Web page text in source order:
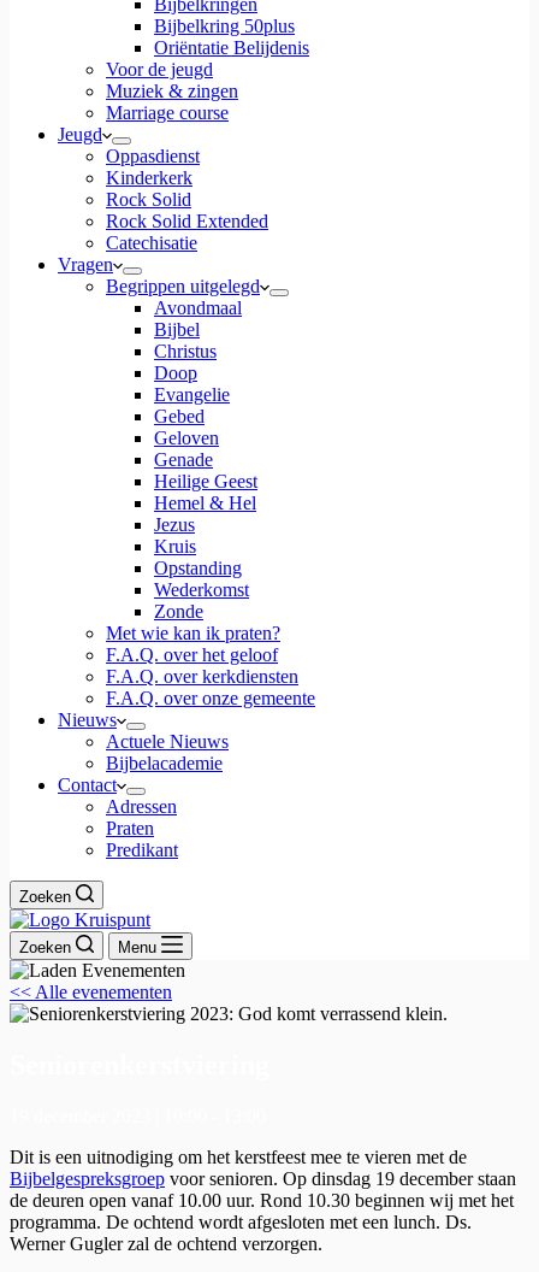
Bijbelkringen
Bijbelkring 50plus
Oriëntatie Belijdenis
Voor de jeugd
Muziek & zingen
Marriage course
Jeugd
Oppasdienst
Kinderkerk
Rock Solid
Rock Solid Extended
Catechisatie
Vragen
Begrippen uitgelegd
Avondmaal
Bijbel
Christus
Doop
Evangelie
Gebed
Geloven
Genade
Heilige Geest
Hemel & Hel
Jezus
Kruis
Opstanding
Wederkomst
Zonde
Met wie kan ik praten?
F.A.Q. over het geloof
F.A.Q. over kerkdiensten
F.A.Q. over onze gemeente
Nieuws
Actuele Nieuws
Bijbelacademie
Contact
Adressen
Praten
Predikant
Zoeken
Zoeken Menu
<< Alle evenementen
Dit is een uitnodiging om het kerstfeest mee te vieren met de
Bijbelgespreksgroep voor senioren. Op dinsdag 19 december staan
de deuren open vanaf 10.00 uur. Rond 10.30 beginnen wij met het
programma. De ochtend wordt afgesloten met een lunch. Ds.
Werner Gugler zal de ochtend verzorgen.